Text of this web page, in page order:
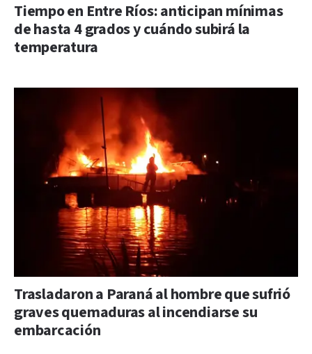
Tiempo en Entre Ríos: anticipan mínimas
de hasta 4 grados y cuándo subirá la
temperatura
Trasladaron a Paraná al hombre que sufrió
graves quemaduras al incendiarse su
embarcación